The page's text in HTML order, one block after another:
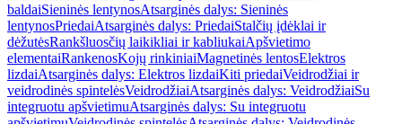
baldaiSieninės lentynosAtsarginės dalys: Sieninės
lentynosPriedaiAtsarginės dalys: PriedaiStalčių įdėklai ir
dėžutėsRankšluosčių laikikliai ir kabliukaiApšvietimo
elementaiRankenosKojų rinkiniaiMagnetinės lentosElektros
lizdaiAtsarginės dalys: Elektros lizdaiKiti priedaiVeidrodžiai ir
veidrodinės spintelėsVeidrodžiaiAtsarginės dalys: VeidrodžiaiSu
integruotu apšvietimuAtsarginės dalys: Su integruotu